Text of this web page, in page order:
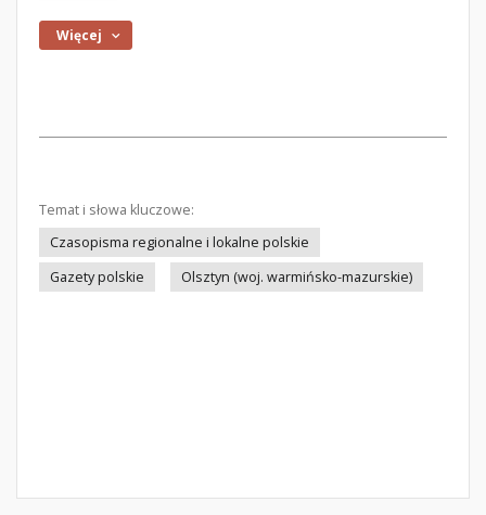
Więcej
Temat i słowa kluczowe:
Czasopisma regionalne i lokalne polskie
Gazety polskie
Olsztyn (woj. warmińsko-mazurskie)